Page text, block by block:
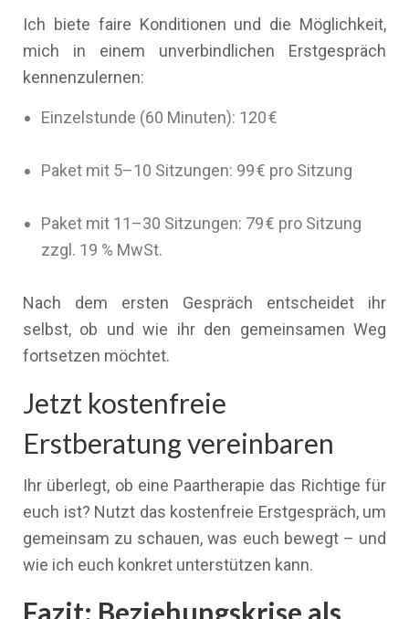
Ich biete faire Konditionen und die Möglichkeit,
mich in einem unverbindlichen Erstgespräch
kennenzulernen:
Einzelstunde (60 Minuten): 120 €
Paket mit 5–10 Sitzungen: 99 € pro Sitzung
Paket mit 11–30 Sitzungen: 79 € pro Sitzung
zzgl. 19 % MwSt.
Nach dem ersten Gespräch entscheidet ihr
selbst, ob und wie ihr den gemeinsamen Weg
fortsetzen möchtet.
Jetzt kostenfreie
Erstberatung vereinbaren
Ihr überlegt, ob eine Paartherapie das Richtige für
euch ist? Nutzt das kostenfreie Erstgespräch, um
gemeinsam zu schauen, was euch bewegt – und
wie ich euch konkret unterstützen kann.
Fazit: Beziehungskrise als